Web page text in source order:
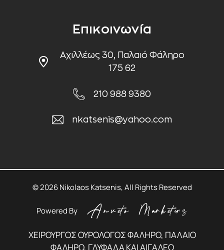
Επικοινωνία
Αχιλλέως 30, Παλαιό Φάληρο
175 62
210 988 9380
nkatsenis@yahoo.com
© 2026 Nikolaos Katsenis, All Rights Reserved
Powered By
ΧΕΙΡΟΥΡΓΟΣ ΟΥΡΟΛΟΓΟΣ ΦΑΛΗΡΟ, ΠΑΛΑΙΟ
ΦΑΛΗΡΟ, ΓΛΥΦΑΔΑ ΚΑΙ ΑΙΓΑΛΕΩ